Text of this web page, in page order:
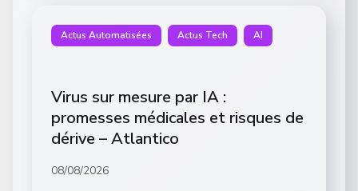
Actus Automatisées Actus Tech AI
Virus sur mesure par IA :
promesses médicales et risques de
dérive – Atlantico
08/08/2026